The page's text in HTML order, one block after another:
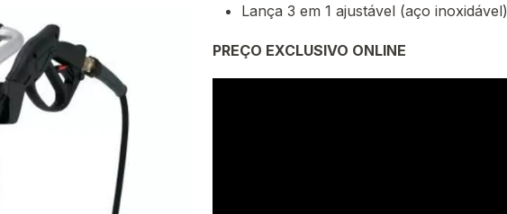
Lança 3 em 1 ajustável (aço inoxidável)
PREÇO EXCLUSIVO ONLINE